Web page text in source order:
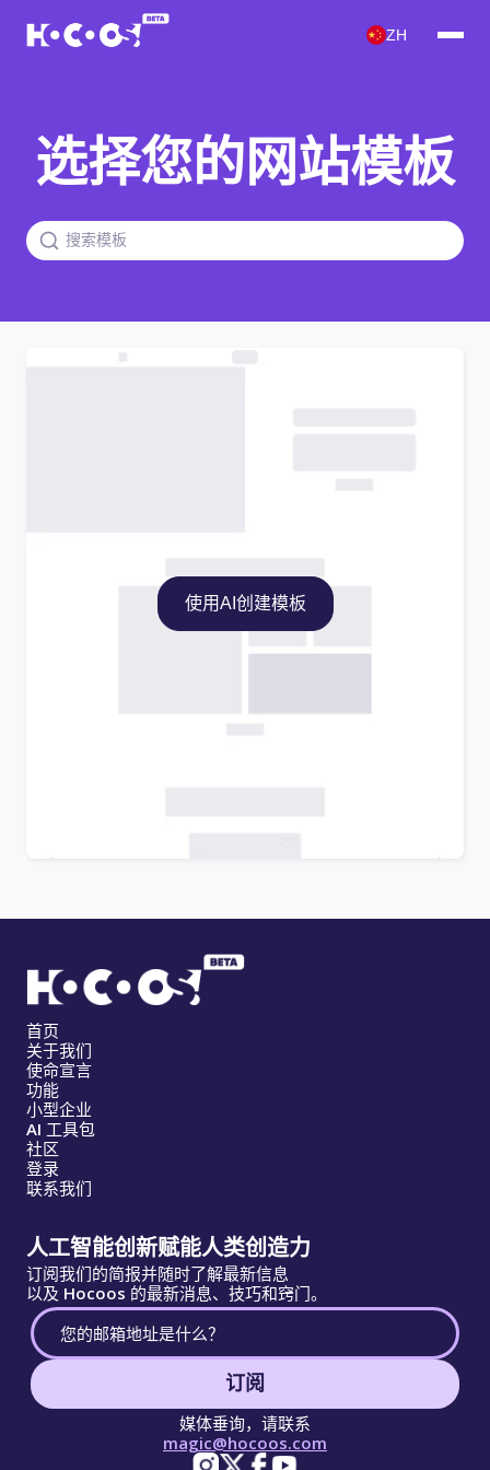
ZH
选择您的网站模板
使用AI创建模板
首页
关于我们
使命宣言
功能
小型企业
AI 工具包
社区
登录
联系我们
人工智能创新赋能人类创造力
订阅我们的简报并随时了解最新信息
以及 Hocoos 的最新消息、技巧和窍门。
订阅
媒体垂询，请联系
magic@hocoos.com